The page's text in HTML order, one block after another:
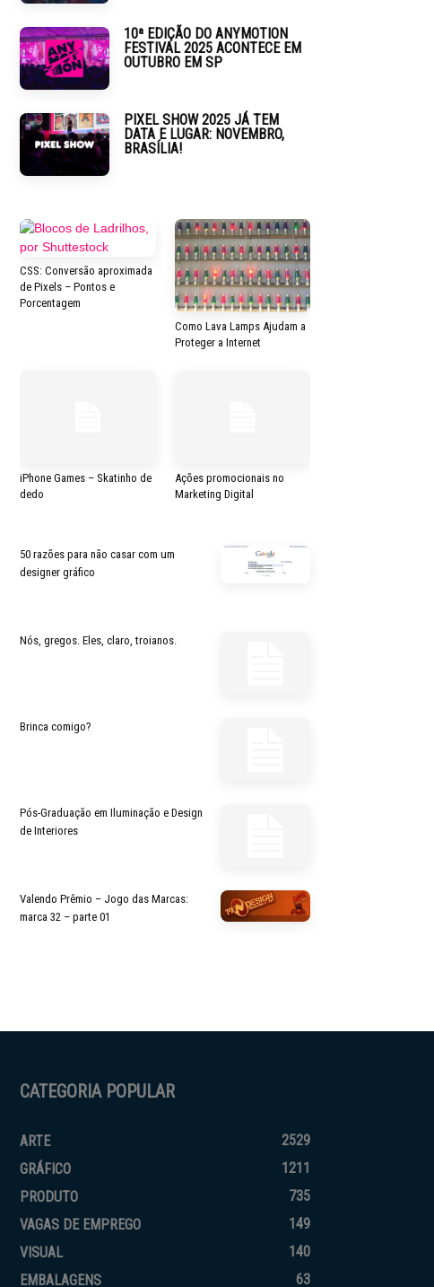
10ª EDIÇÃO DO ANYMOTION
FESTIVAL 2025 ACONTECE EM
OUTUBRO EM SP
PIXEL SHOW 2025 JÁ TEM
DATA E LUGAR: NOVEMBRO,
BRASÍLIA!
CSS: Conversão aproximada
de Pixels – Pontos e
Porcentagem
Como Lava Lamps Ajudam a
Proteger a Internet
iPhone Games – Skatinho de
dedo
Ações promocionais no
Marketing Digital
50 razões para não casar com um
designer gráfico
Nós, gregos. Eles, claro, troianos.
Brinca comigo?
Pós-Graduação em Iluminação e Design
de Interiores
Valendo Prêmio – Jogo das Marcas:
marca 32 – parte 01
CATEGORIA POPULAR
ARTE
2529
GRÁFICO
1211
PRODUTO
735
VAGAS DE EMPREGO
149
VISUAL
140
EMBALAGENS
63